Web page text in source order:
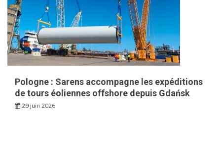
Pologne : Sarens accompagne les expéditions
de tours éoliennes offshore depuis Gdańsk
29 juin 2026